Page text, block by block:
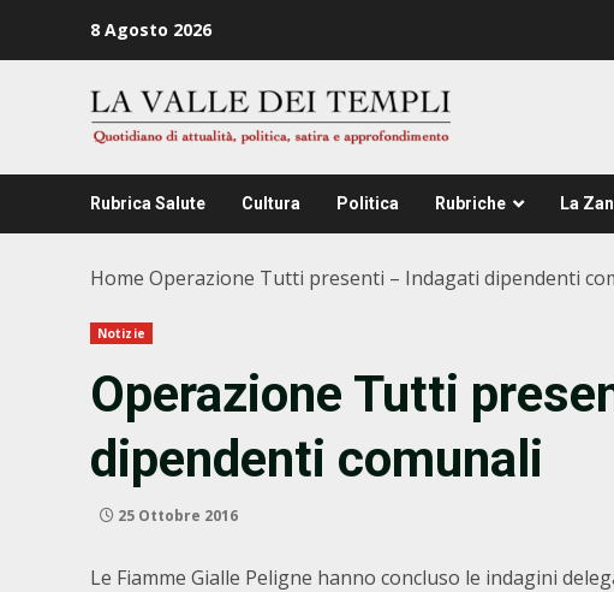
8 Agosto 2026
Rubrica Salute Cultura Politica Rubriche La
Home Operazione Tutti presenti – Indagati dipendenti
Notizie
Operazione Tutti
dipendenti comunali
25 Ottobre 2016
Le Fiamme Gialle Peligne hanno concluso le indagini